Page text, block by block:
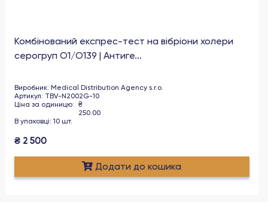
Комбінований експрес-тест на вібріони холери
серогруп О1/О139 | Антиге...
Виробник: Medical Distribution Agency s.r.o.
Артикул: TBV-N2002G-10
Ціна за одиницю: ₴
250.00
В упаковці: 10 шт.
₴ 2 500
Додати до кошика